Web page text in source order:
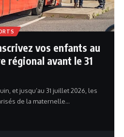
vos enfants au
régional avant le 31
et jusqu’au 31 juillet 2026, les
de la maternelle…